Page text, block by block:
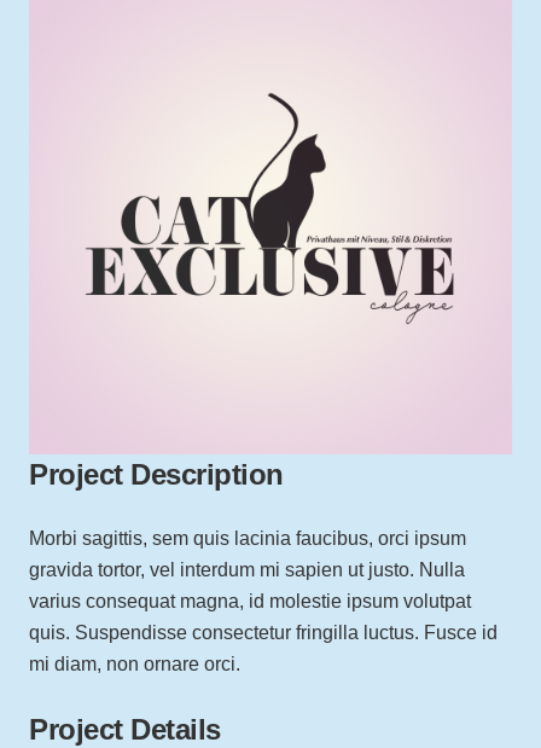
Project Description
Morbi sagittis, sem quis lacinia faucibus, orci ipsum
gravida tortor, vel interdum mi sapien ut justo. Nulla
varius consequat magna, id molestie ipsum volutpat
quis. Suspendisse consectetur fringilla luctus. Fusce id
mi diam, non ornare orci.
Project Details